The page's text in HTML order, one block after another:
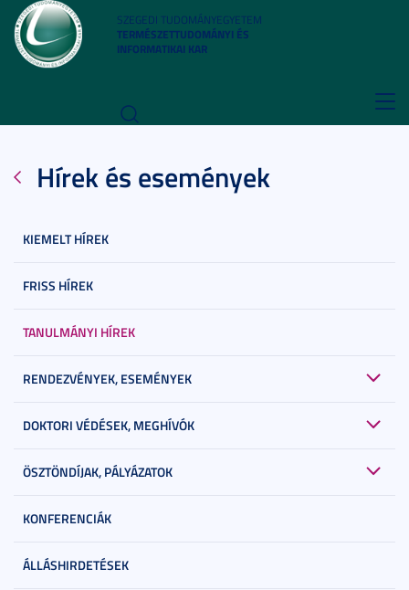
SZEGEDI TUDOMÁNYEGYETEM
TERMÉSZETTUDOMÁNYI ÉS
INFORMATIKAI KAR
Hírek és események
KIEMELT HÍREK
FRISS HÍREK
TANULMÁNYI HÍREK
RENDEZVÉNYEK, ESEMÉNYEK
DOKTORI VÉDÉSEK, MEGHÍVÓK
ÖSZTÖNDÍJAK, PÁLYÁZATOK
KONFERENCIÁK
ÁLLÁSHIRDETÉSEK